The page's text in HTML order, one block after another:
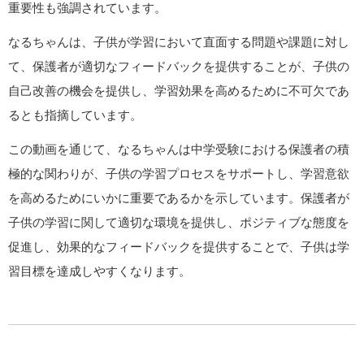
重要性も強調されています。
なるちゃんは、子供が学習において直面する問題や課題に対し
て、保護者が適切なフィードバックを提供することが、子供の
自己改善の機会を提供し、学習効果を高めるために不可欠であ
るとも指摘しています。
この動画を通じて、なるちゃんは中学受験における保護者の積
極的な関わりが、子供の学習プロセスをサポートし、学習意欲
を高めるためにいかに重要であるかを示しています。保護者が
子供の学習に関して適切な環境を提供し、ポジティブな態度を
促進し、効果的なフィードバックを提供することで、子供は学
習目標を達成しやすくなります。